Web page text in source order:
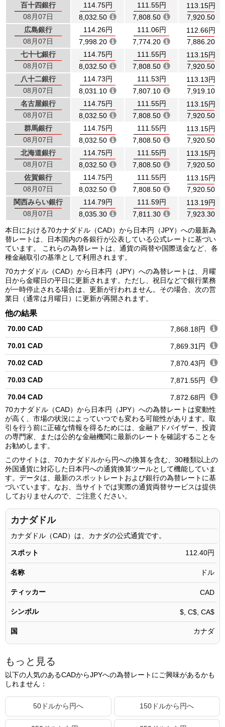
百十四銀行
08月07日
114.75円
8,032.50
111.55円
7,808.50
113.15円
7,920.50
広島銀行
08月07日
114.26円
7,998.20
111.06円
7,774.20
112.66円
7,886.20
七十七銀行
08月07日
114.75円
8,032.50
111.55円
7,808.50
113.15円
7,920.50
八十二銀行
08月07日
114.73円
8,031.10
111.53円
7,807.10
113.13円
7,919.10
名古屋銀行
08月07日
114.75円
8,032.50
111.55円
7,808.50
113.15円
7,920.50
群馬銀行
08月07日
114.75円
8,032.50
111.55円
7,808.50
113.15円
7,920.50
北海道銀行
08月07日
114.75円
8,032.50
111.55円
7,808.50
113.15円
7,920.50
佐賀銀行
08月07日
114.75円
8,032.50
111.55円
7,808.50
113.15円
7,920.50
関西みらい銀行
08月07日
114.79円
8,035.30
111.59円
7,811.30
113.19円
7,923.30
本日における70カナダドル（CAD）から日本円（JPY）への最新為
替レートは、日本国内の各銀行が公表している公式レートに基づい
ています。 これらの為替レートは、通貨の両替や国際送金など、各
種金融取引の基準として利用されます。
70カナダドル（CAD）から日本円（JPY）への為替レートは、月曜
日から金曜日の平日に更新されます。ただし、祝日などで銀行業務
が一時停止される場合は、更新が行われません。その場合、次の営
業日（通常は月曜日）に更新が再開されます。
他の結果
70.00 CAD 7,868.18円
70.01 CAD 7,869.31円
70.02 CAD 7,870.43円
70.03 CAD 7,871.55円
70.04 CAD 7,872.68円
70.05 CAD 7,873.80円
70.06 CAD 7,874.93円
70.07 CAD
70.08 CAD 7,877.17円
70.09 CAD 7,878.30円
70.10 CAD
70.11 CAD
70.12 CAD
70.13 CAD 7,882.79円
70.14 CAD 7,883.92円
70.15 CAD 7,885.04円
70.16 CAD 7,886.17円
70.18 CAD 7,888.41円
70.20 CAD 7,890.66円
70.21 CAD
70.22 CAD 7,892.91円
70.23 CAD 7,894.03円
70カナダドル（CAD）から日本円（JPY）への為替レートは変動性
が高く、市場の状況によっていつでも変わる可能性があります。取
引を行う前に正確な情報を得るためには、金融アドバイザー、投資
の専門家、または公的な金融機関に最新のレートを確認することを
お勧めします。
このサイトは、70カナダドルから円への換算を含む、30種類以上の
外国通貨に対応した日本円への通貨換算ツールとして機能していま
す。データは、最新のスポットレートおよび銀行の為替レートに基
づいています。なお、当サイトでは実際の通貨両替サービスは提供
しておりませんので、ご注意ください。
カナダドル
カナダドル（CAD）は、カナダの公式通貨です。
スポット 112.40円
名称 ドル
ティッカー CAD
シンボル $, C$, CA$
国 カナダ
もっと見る
以下の人気のあるCADからJPYへの為替レートにご興味があるかも
しれません：
50ドルから円へ 150ドルから円へ